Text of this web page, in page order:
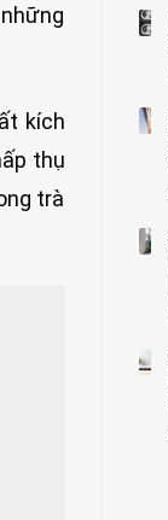
kích
thụ
trà